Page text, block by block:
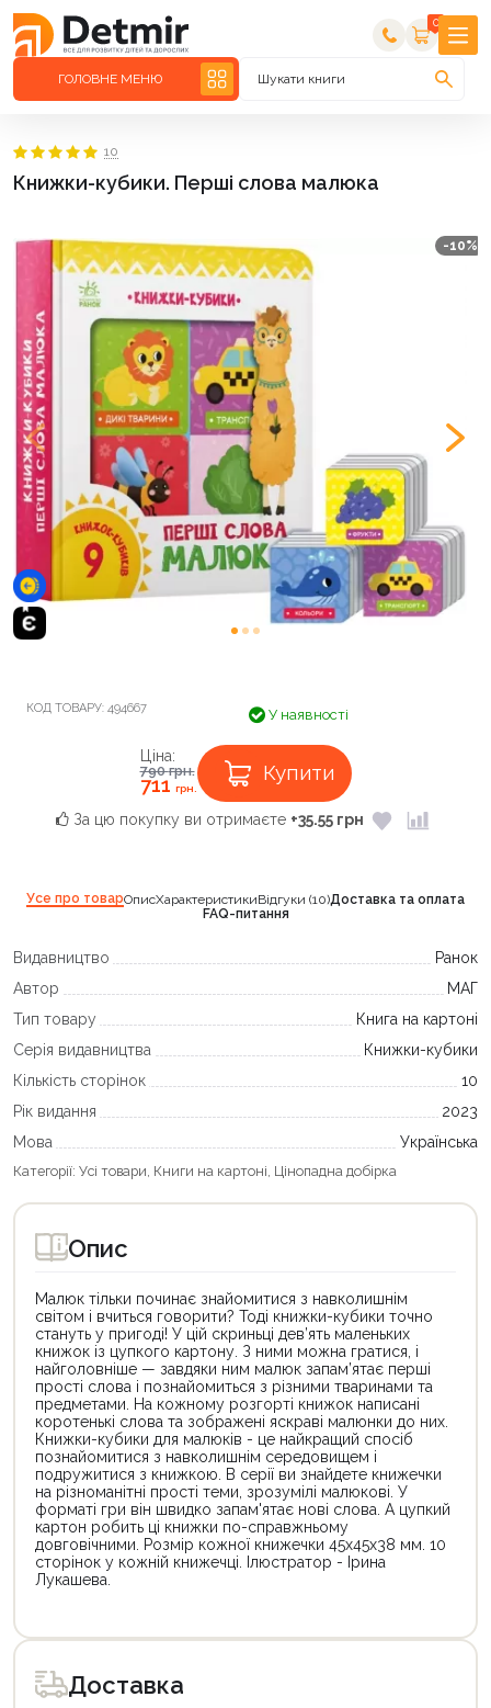
0
ГОЛОВНЕ МЕНЮ Шукати книги
Книжки-кубики. Перші слова малюка
10
-10%
КОД ТОВАРУ: 494667 У наявності
Ціна:
790грн.
711грн.
Купити
За цю покупку ви отримаєте +35.55 грн
Усе про товарОписХарактеристикиВідгуки (10)Доставка та оплата
FAQ-питання
Видавництво
Ранок
Автор
МАГ
Тип товару
Книга на картоні
Серія видавництва
Книжки-кубики
Кількість сторінок
10
Рік видання
2023
Мова
Українська
Категорії: Усі товари Книги на картоні Цінопадна добірка
Опис
Малюк тільки починає знайомитися з навколишнім
світом і вчиться говорити? Тоді книжки-кубики точно
стануть у пригоді! У цій скриньці дев’ять маленьких
книжок із цупкого картону. З ними можна гратися, і
найголовніше — завдяки ним малюк запам’ятає перші
прості слова і познайомиться з різними тваринами та
предметами. На кожному розгорті книжок написані
коротенькі слова та зображені яскраві малюнки до них.
Книжки-кубики для малюків - це найкращий спосіб
познайомитися з навколишнім середовищем і
подружитися з книжкою. В серії ви знайдете книжечки
на різноманітні прості теми, зрозумілі малюкові. У
форматі гри він швидко запам'ятає нові слова. А цупкий
картон робить ці книжки по-справжньому
довговічними. Розмір кожної книжечки 45х45х38 мм. 10
сторінок у кожній книжечці. Ілюстратор - Ірина
Лукашева.
товар
для
покупки
товар
для
покупкиДоставка